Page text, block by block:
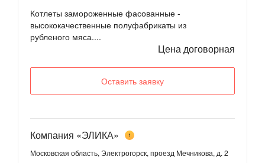
Котлеты замороженные фасованные -
высококачественные полуфабрикаты из
рубленого мяса....
Цена договорная
Оставить заявку
Компания «ЭЛИКА» 1
Московская область, Электрогорск, проезд Мечникова, д. 2